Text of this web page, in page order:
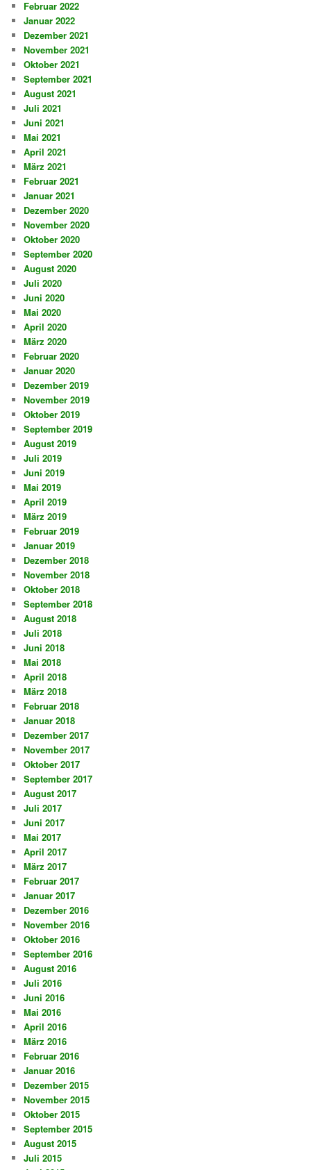
Februar 2022
Januar 2022
Dezember 2021
November 2021
Oktober 2021
September 2021
August 2021
Juli 2021
Juni 2021
Mai 2021
April 2021
März 2021
Februar 2021
Januar 2021
Dezember 2020
November 2020
Oktober 2020
September 2020
August 2020
Juli 2020
Juni 2020
Mai 2020
April 2020
März 2020
Februar 2020
Januar 2020
Dezember 2019
November 2019
Oktober 2019
September 2019
August 2019
Juli 2019
Juni 2019
Mai 2019
April 2019
März 2019
Februar 2019
Januar 2019
Dezember 2018
November 2018
Oktober 2018
September 2018
August 2018
Juli 2018
Juni 2018
Mai 2018
April 2018
März 2018
Februar 2018
Januar 2018
Dezember 2017
November 2017
Oktober 2017
September 2017
August 2017
Juli 2017
Juni 2017
Mai 2017
April 2017
März 2017
Februar 2017
Januar 2017
Dezember 2016
November 2016
Oktober 2016
September 2016
August 2016
Juli 2016
Juni 2016
Mai 2016
April 2016
März 2016
Februar 2016
Januar 2016
Dezember 2015
November 2015
Oktober 2015
September 2015
August 2015
Juli 2015